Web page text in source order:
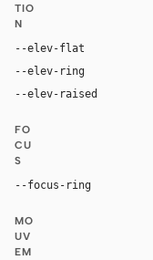
TIO
N
--elev-flat
--elev-ring
--elev-raised
FO
CU
S
--focus-ring
MO
UV
EM